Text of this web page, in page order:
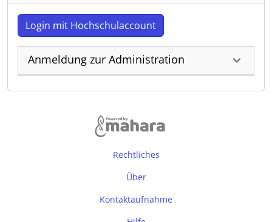
Login mit Hochschulaccount
Anmeldung zur Administration
Rechtliches
Über
Kontaktaufnahme